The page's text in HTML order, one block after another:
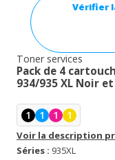
Vérifier
Toner services
Pack de 4
934/935 XL Noir
1 1 1 1
Voir la description
Séries : 935XL